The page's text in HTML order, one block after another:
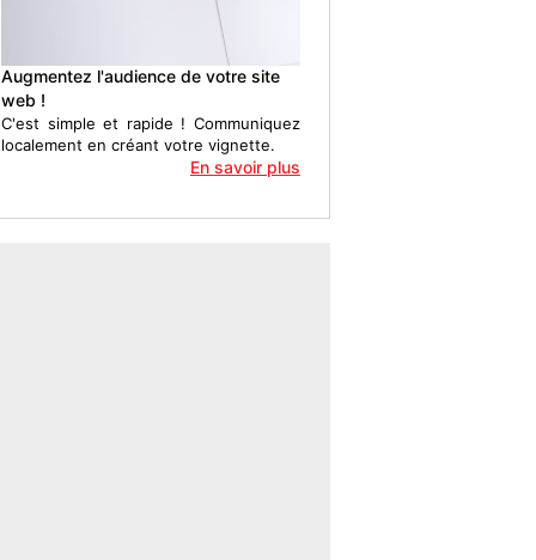
Augmentez l'audience de votre site
web !
C'est simple et rapide ! Communiquez
localement en créant votre vignette.
En savoir plus